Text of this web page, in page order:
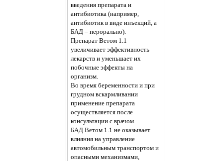
введения препарата и
антибиотика (например,
антибиотик в виде инъекций, а
БАД – перорально).
Препарат Ветом 1.1
увеличивает эффективность
лекарств и уменьшает их
побочные эффекты на
организм.
Во время беременности и при
грудном вскармливании
применение препарата
осуществляется после
консультации с врачом.
БАД Ветом 1.1 не оказывает
влияния на управление
автомобильным транспортом и
опасными механизмами,